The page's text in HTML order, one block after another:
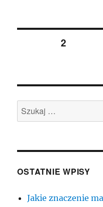
Nawigacja
wpisach
STRONA2
Szukaj:
OSTATNIE WPISY
Jakie znaczenie